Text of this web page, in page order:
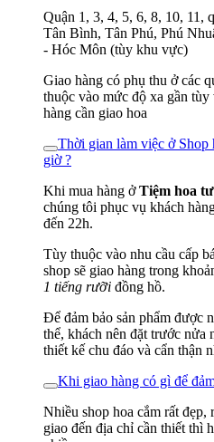
Quận 1, 3, 4, 5, 6, 8, 10, 11,
Tân Bình, Tân Phú, Phú
- Hóc Môn (tùy khu vực)
Giao hàng có phụ thu ở các
thuộc vào mức độ xa gần
hàng cần giao hoa
Thời gian làm việc ở Shop
giờ ?
Khi mua hàng ởTiệm hoa
chúng tôi phục vụ khách
đến 22h.
Tùy thuộc vào nhu cầu cấp
shop sẽ giao hàng trong
1 tiếng rưỡi đồng hồ.
Để đảm bảo sản phẩm được
thể, khách nên đặt trước nửa
thiết kế chu đáo và cẩn thận
Khi giao hàng có gì để
Nhiều shop hoa cắm rất đẹp,
giao đến địa chỉ cần thiết thì